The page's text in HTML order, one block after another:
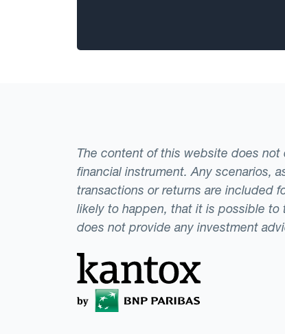
The content of this website does
financial instrument. Any scenarios,
transactions or returns are included
likely to happen, that it is possible
does not provide any investment